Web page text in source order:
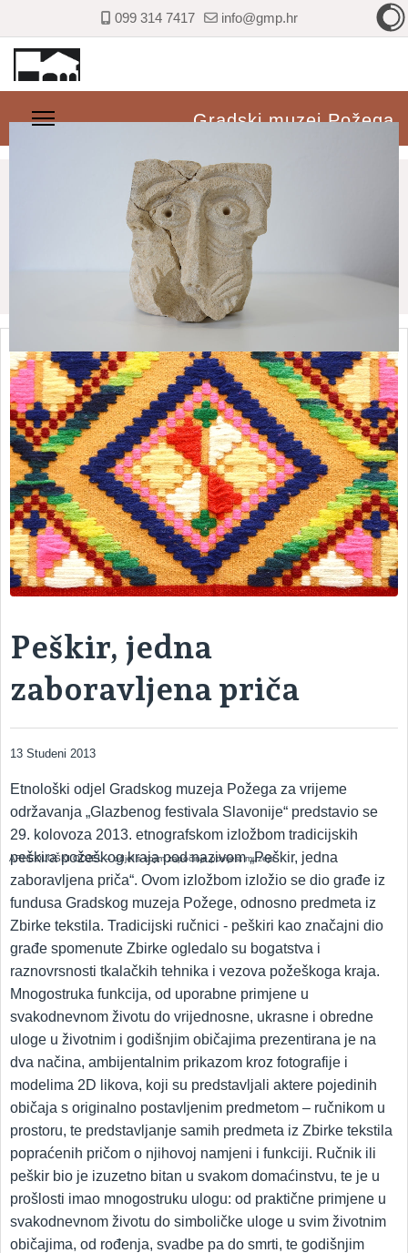
099 314 7417 info@gmp.hr
Gradski muzej Požega
ARHEOLOŠKI ODJEL – odjel s kojim započinje povijest muzeja
Peškir, jedna
zaboravljena priča
13 Studeni 2013
Etnološki odjel Gradskog muzeja Požega za vrijeme
održavanja „Glazbenog festivala Slavonije“ predstavio se
29. kolovoza 2013. etnografskom izložbom tradicijskih
peškira požeškog kraja pod nazivom „Peškir, jedna
zaboravljena priča“. Ovom izložbom izložio se dio građe iz
fundusa Gradskog muzeja Požege, odnosno predmeta iz
Zbirke tekstila. Tradicijski ručnici - peškiri kao značajni dio
građe spomenute Zbirke ogledalo su bogatstva i
raznovrsnosti tkalačkih tehnika i vezova požeškoga kraja.
Mnogostruka funkcija, od uporabne primjene u
svakodnevnom životu do vrijednosne, ukrasne i obredne
uloge u životnim i godišnjim običajima prezentirana je na
dva načina, ambijentalnim prikazom kroz fotografije i
modelima 2D likova, koji su predstavljali aktere pojedinih
običaja s originalno postavljenim predmetom – ručnikom u
prostoru, te predstavljanje samih predmeta iz Zbirke tekstila
popraćenih pričom o njihovoj namjeni i funkciji. Ručnik ili
peškir bio je izuzetno bitan u svakom domaćinstvu, te je u
prošlosti imao mnogostruku ulogu: od praktične primjene u
svakodnevnom životu do simboličke uloge u svim životnim
običajima, od rođenja, svadbe pa do smrti, te godišnjim